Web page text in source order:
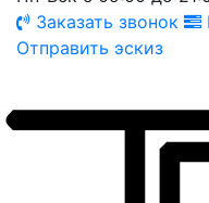
Заказать звонок
Отправить эскиз